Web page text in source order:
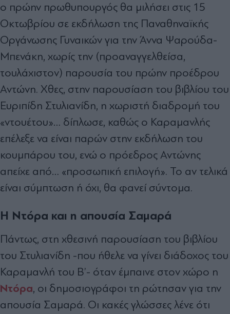
ο πρώην πρωθυπουργός θα μιλήσει στις 15
Οκτωβρίου σε εκδήλωση της Παναθηναϊκής
Οργάνωσης Γυναικών για την Άννα Ψαρούδα-
Μπενάκη, χωρίς την (προαναγγελθείσα,
τουλάχιστον) παρουσία του πρώην προέδρου
Αντώνη. Χθες, στην παρουσίαση του βιβλίου του
Ευριπίδη Στυλιανίδη, η χωριστή διαδρομή του
«ντουέτου»… δίπλωσε, καθώς ο Καραμανλής
επέλεξε να είναι παρών στην εκδήλωση του
κουμπάρου του, ενώ ο πρόεδρος Αντώνης
απείχε από… «προσωπική επιλογή». Το αν τελικά
είναι σύμπτωση ή όχι, θα φανεί σύντομα.
Η Ντόρα και η απουσία Σαμαρά
Πάντως, στη χθεσινή παρουσίαση του βιβλίου
του Στυλιανίδη -που ήθελε να γίνει διάδοχος του
Καραμανλή του Β’- όταν έμπαινε στον χώρο η
Ντόρα, οι δημοσιογράφοι τη ρώτησαν για την
απουσία Σαμαρά. Οι κακές γλώσσες λένε ότι